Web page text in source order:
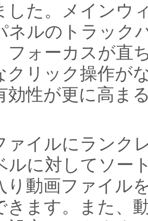
した。メインウ
ネルのトラック
フォーカスが直
クリック操作が
効性が更に高ま
ァイルにランク
ルに対してソー
り動画ファイル
きます。また、